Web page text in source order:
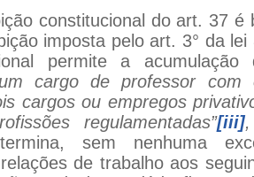
do art. 37 é
imposta pelo art. 3° da
permite a
cargo de professor com
cargos ou empregos
regulamentadas”[iii],
sem nenhuma
de trabalho aos